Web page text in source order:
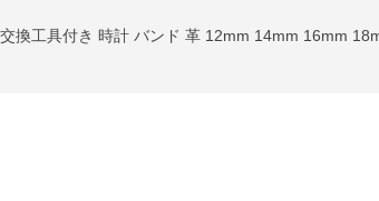
換工具付き 時計 バンド 革 12mm 14mm 16mm